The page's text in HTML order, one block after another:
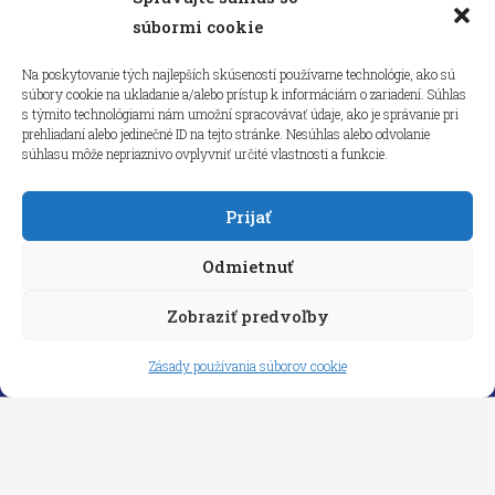
súbormi cookie
Na poskytovanie tých najlepších skúseností používame technológie, ako sú
súbory cookie na ukladanie a/alebo prístup k informáciám o zariadení. Súhlas
s týmito technológiami nám umožní spracovávať údaje, ako je správanie pri
prehliadaní alebo jedinečné ID na tejto stránke. Nesúhlas alebo odvolanie
súhlasu môže nepriaznivo ovplyvniť určité vlastnosti a funkcie.
Prijať
Odmietnuť
Zobraziť predvoľby
Zásady používania súborov cookie
Kliknutím prijmete súbory cookie
Copyright © 2026 aneps.sk